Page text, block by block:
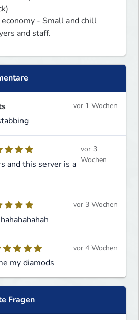
- Small and chill
and staff.
vor 1 Wochen
and this server is a
vor 3
Wochen
vor 3 Wochen
my diamods
vor 4 Wochen
Fragen